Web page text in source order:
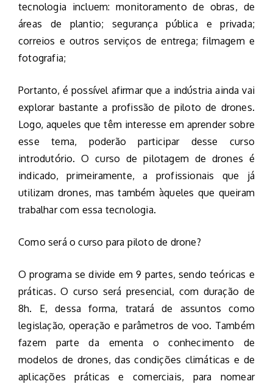
tecnologia incluem: monitoramento de obras, de
áreas de plantio; segurança pública e privada;
correios e outros serviços de entrega; filmagem e
fotografia;
Portanto, é possível afirmar que a indústria ainda vai
explorar bastante a profissão de piloto de drones.
Logo, aqueles que têm interesse em aprender sobre
esse tema, poderão participar desse curso
introdutório. O curso de pilotagem de drones é
indicado, primeiramente, a profissionais que já
utilizam drones, mas também àqueles que queiram
trabalhar com essa tecnologia.
Como será o curso para piloto de drone?
O programa se divide em 9 partes, sendo teóricas e
práticas. O curso será presencial, com duração de
8h. E, dessa forma, tratará de assuntos como
legislação, operação e parâmetros de voo. Também
fazem parte da ementa o conhecimento de
modelos de drones, das condições climáticas e de
aplicações práticas e comerciais, para nomear